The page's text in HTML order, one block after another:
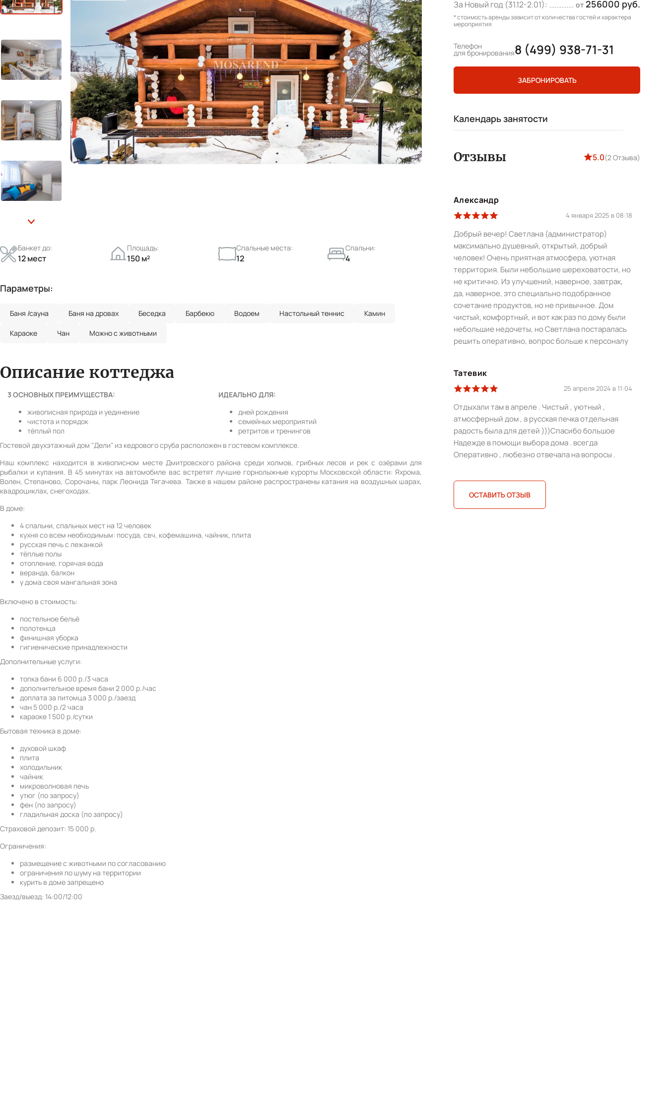
Банкет до:
12 мест
Площадь:
150 м²
Спальные места:
12
Спальни:
4
Параметры:
Баня /сауна Баня на дровах Беседка Барбекю Водоем Настольный теннис Камин
Караоке Чан Можно с животными
Описание коттеджа
3 ОСНОВНЫХ ПРЕИМУЩЕСТВА:
живописная природа и уединение
чистота и порядок
тёплый пол
ИДЕАЛЬНО ДЛЯ:
дней рождения
семейных мероприятий
ретритов и тренингов
Гостевой двухэтажный дом "Дели" из кедрового сруба расположен в гостевом комплексе.
Наш комплекс находится в живописном месте Дмитровского района среди холмов, грибных лесов и рек с озёрами для
рыбалки и купания. В 45 минутах на автомобиле вас встретят лучшие горнолыжные курорты Московской области: Яхрома,
Волен, Степаново, Сорочаны, парк Леонида Тягачева. Также в нашем районе распространены катания на воздушных шарах,
квадроциклах, снегоходах.
В доме:
4 спальни, спальных мест на 12 человек
кухня со всем необходимым: посуда, свч, кофемашина, чайник, плита
русская печь с лежанкой
тёплые полы
отопление, горячая вода
веранда, балкон
у дома своя мангальная зона
Включено в стоимость:
постельное бельё
полотенца
финишная уборка
гигиенические принадлежности
Дополнительные услуги:
топка бани 6 000 р./3 часа
дополнительное время бани 2 000 р./час
доплата за питомца 3 000 р./заезд
чан 5 000 р./2 часа
караоке 1 500 р./сутки
Бытовая техника в доме:
духовой шкаф
плита
холодильник
чайник
микроволновая печь
утюг (по запросу)
фен (по запросу)
гладильная доска (по запросу)
Страховой депозит: 15 000 р.
Ограничения:
размещение с животными по согласованию
ограничения по шуму на территории
курить в доме запрещено
Заезд/выезд: 14:00/12:00
За Новый год (31.12-2.01): от 256000 руб.
* стоимость аренды зависит от количества гостей и характера
мероприятия
Телефон
для бронирования8 (499) 938-71-31
ЗАБРОНИРОВАТЬ
Календарь занятости
Отзывы 5.0(2 Отзыва)
Александр
4 января 2025 в 08:18
Добрый вечер! Светлана (администратор)
максимально душевный, открытый, добрый
человек! Очень приятная атмосфера, уютная
территория. Были небольшие шереховатости, но
не критично. Из улучшений, наверное, завтрак,
да, наверное, это специально подобранное
сочетание продуктов, но не привычное. Дом
чистый, комфортный, и вот как раз по дому были
небольшие недочеты, но Светлана постаралась
решить оперативно, вопрос больше к персоналу
Татевик
25 апреля 2024 в 11:04
Отдыхали там в апреле . Чистый , уютный ,
атмосферный дом , а русская печка отдельная
радость была для детей )))Спасибо большое
Надежде в помощи выбора дома . всегда
Оперативно , любезно отвечала на вопросы .
ОСТАВИТЬ ОТЗЫВ